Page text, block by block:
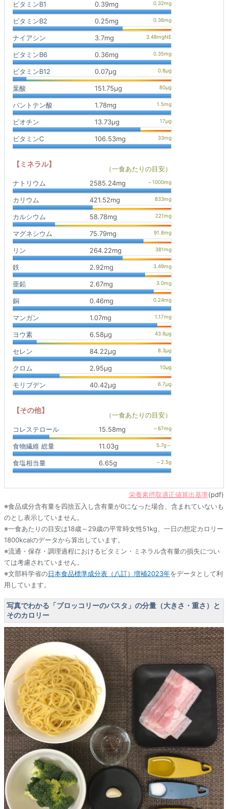
ビタミンB1 0.39mg
ビタミンB2 0.25mg
ナイアシン 3.7mg
ビタミンB6 0.36mg
ビタミンB12 0.07μg
葉酸 151.75μg
パントテン酸 1.78mg
ビオチン 13.73μg
ビタミンC 106.53mg
【ミネラル】
（一食あたりの目安）
ナトリウム
2585.24mg
カリウム 421.52mg
カルシウム 58.78mg
マグネシウム 75.79mg
リン 264.22mg
鉄 2.92mg
亜鉛 2.67mg
銅 0.46mg
マンガン 1.07mg
ヨウ素 6.58μg
セレン 84.22μg
クロム 2.95μg
モリブデン 40.42μg
【その他】
（一食あたりの目安）
コレステロール
15.58mg
食物繊維 総量 11.03g
食塩相当量 6.65g
栄養素摂取適正値算出基準(pdf)
※食品成分含有量を四捨五入し含有量が0になった場合、含まれていないも
のとし表示していません。
※一食あたりの目安は18歳～29歳の平常時女性51kg、一日の想定カロリー
1800kcalのデータから算出しています。
※流通・保存・調理過程におけるビタミン・ミネラル含有量の損失につい
ては考慮されていません。
※文部科学省の日本食品標準成分表（八訂）増補2023年をデータとして利
用しています。
写真でわかる「ブロッコリーのパスタ」の分量（大きさ・重さ）と
そのカロリー